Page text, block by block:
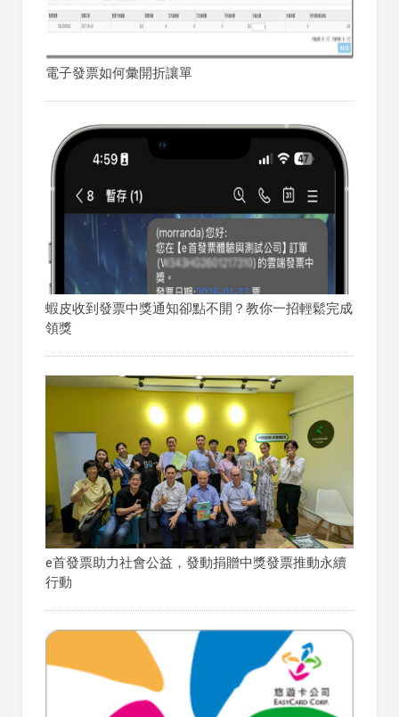
電子發票如何彙開折讓單
蝦皮收到發票中獎通知卻點不開？教你一招輕鬆完成
領獎
e首發票助力社會公益，發動捐贈中獎發票推動永續
行動